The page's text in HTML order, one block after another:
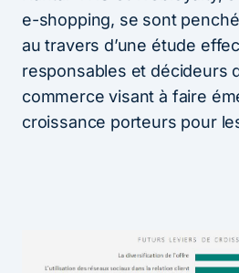
e-shopping, se sont
au travers d’une étude
responsables et décideurs
commerce visant à faire
croissance porteurs pour